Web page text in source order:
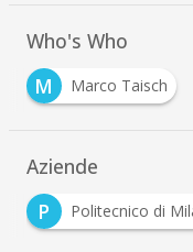
Who's Who
M
Marco Taisch
Aziende
P
Politecnico di